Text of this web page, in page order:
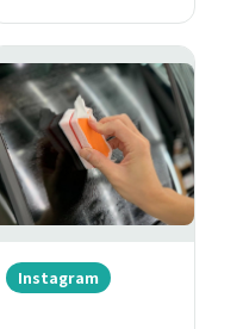
Instagram